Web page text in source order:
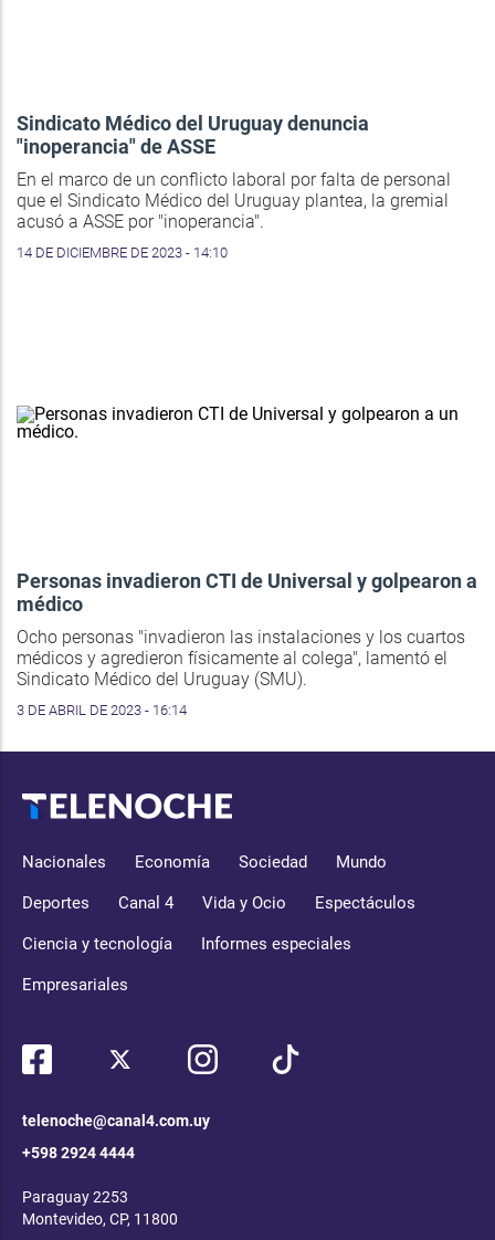
Sindicato Médico del Uruguay denuncia
"inoperancia" de ASSE
En el marco de un conflicto laboral por falta de personal
que el Sindicato Médico del Uruguay plantea, la gremial
acusó a ASSE por "inoperancia".
14 DE DICIEMBRE DE 2023 - 14:10
Personas invadieron CTI de Universal y golpearon a
médico
Ocho personas "invadieron las instalaciones y los cuartos
médicos y agredieron físicamente al colega", lamentó el
Sindicato Médico del Uruguay (SMU).
3 DE ABRIL DE 2023 - 16:14
Nacionales Economía Sociedad Mundo
Deportes Canal 4 Vida y Ocio Espectáculos
Ciencia y tecnología Informes especiales
Empresariales
telenoche@canal4.com.uy
+598 2924 4444
Paraguay 2253
Montevideo, CP, 11800